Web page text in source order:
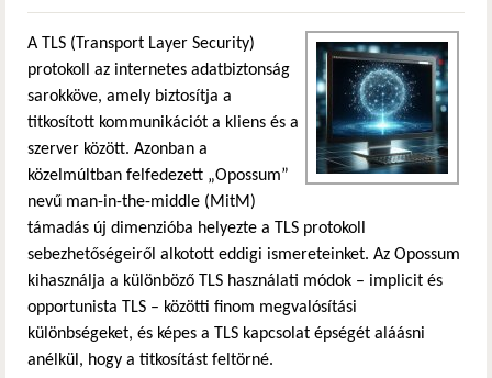
A TLS (Transport Layer Security)
protokoll az internetes adatbiztonság
sarokköve, amely biztosítja a
titkosított kommunikációt a kliens és a
szerver között. Azonban a
közelmúltban felfedezett „Opossum”
nevű man-in-the-middle (MitM)
támadás új dimenzióba helyezte a TLS protokoll
sebezhetőségeiről alkotott eddigi ismereteinket. Az Opossum
kihasználja a különböző TLS használati módok – implicit és
opportunista TLS – közötti finom megvalósítási
különbségeket, és képes a TLS kapcsolat épségét aláásni
anélkül, hogy a titkosítást feltörné.